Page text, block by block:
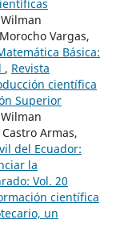
Vargas,
Básica:
, Revista
científica
Superior
Armas,
del Ecuador:
la
Vol. 20
científica
un